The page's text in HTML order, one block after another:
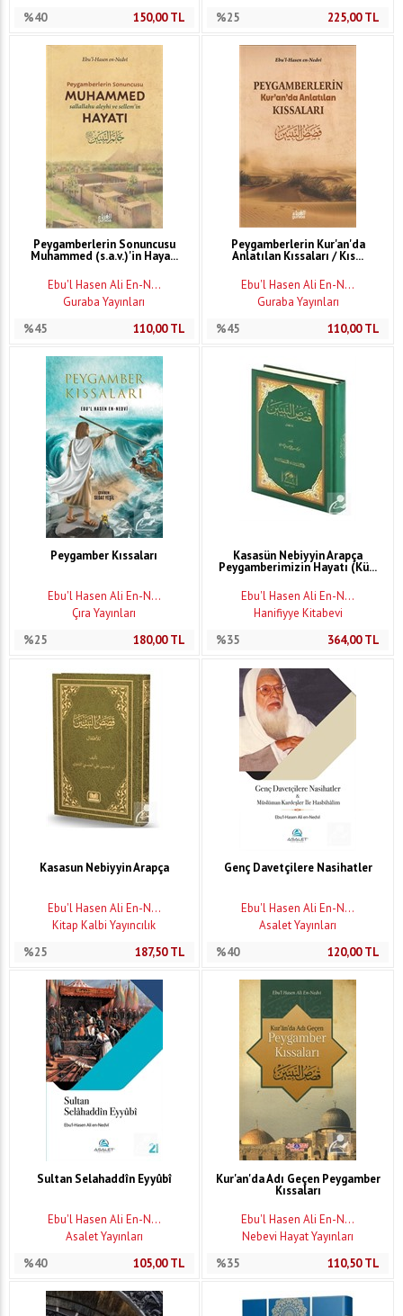
%40
150,00TL
%25
225,00TL
Peygamberlerin Sonuncusu
Muhammed (s.a.v.)'in Haya...
Ebu'l Hasen Ali En-N...
Guraba Yayınları
%45
110,00TL
Peygamberlerin Kur'an'da
Anlatılan Kıssaları / Kıs...
Ebu'l Hasen Ali En-N...
Guraba Yayınları
%45
110,00TL
Peygamber Kıssaları
Ebu'l Hasen Ali En-N...
Çıra Yayınları
%25
180,00TL
Kasasün Nebiyyin Arapça
Peygamberimizin Hayatı (Kü...
Ebu'l Hasen Ali En-N...
Hanifiyye Kitabevi
%35
364,00TL
Kasasun Nebiyyin Arapça
Ebu'l Hasen Ali En-N...
Kitap Kalbi Yayıncılık
%25
187,50TL
Genç Davetçilere Nasihatler
Ebu'l Hasen Ali En-N...
Asalet Yayınları
%40
120,00TL
Sultan Selahaddîn Eyyûbî
Ebu'l Hasen Ali En-N...
Asalet Yayınları
%40
105,00TL
Kur'an'da Adı Geçen Peygamber
Kıssaları
Ebu'l Hasen Ali En-N...
Nebevi Hayat Yayınları
%35
110,50TL